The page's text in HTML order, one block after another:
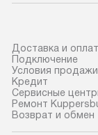
доставки
Если
прибор до
пожалуйста,
уточните это
Доставка и
Подключение
Условия продажи
Кредит
Сервисные
Ремонт
Возврат и обмен